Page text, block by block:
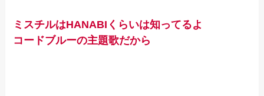
ミスチルはHANABIくらいは知ってるよ
コードブルーの主題歌だから